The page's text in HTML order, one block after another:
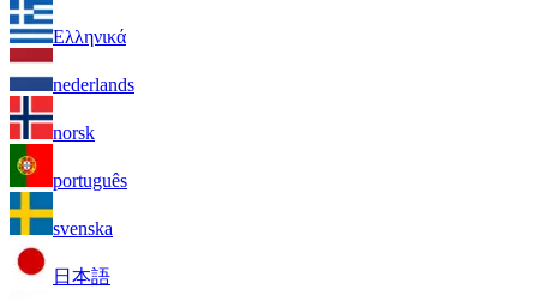
Ελληνικά
nederlands
norsk
português
svenska
日本語